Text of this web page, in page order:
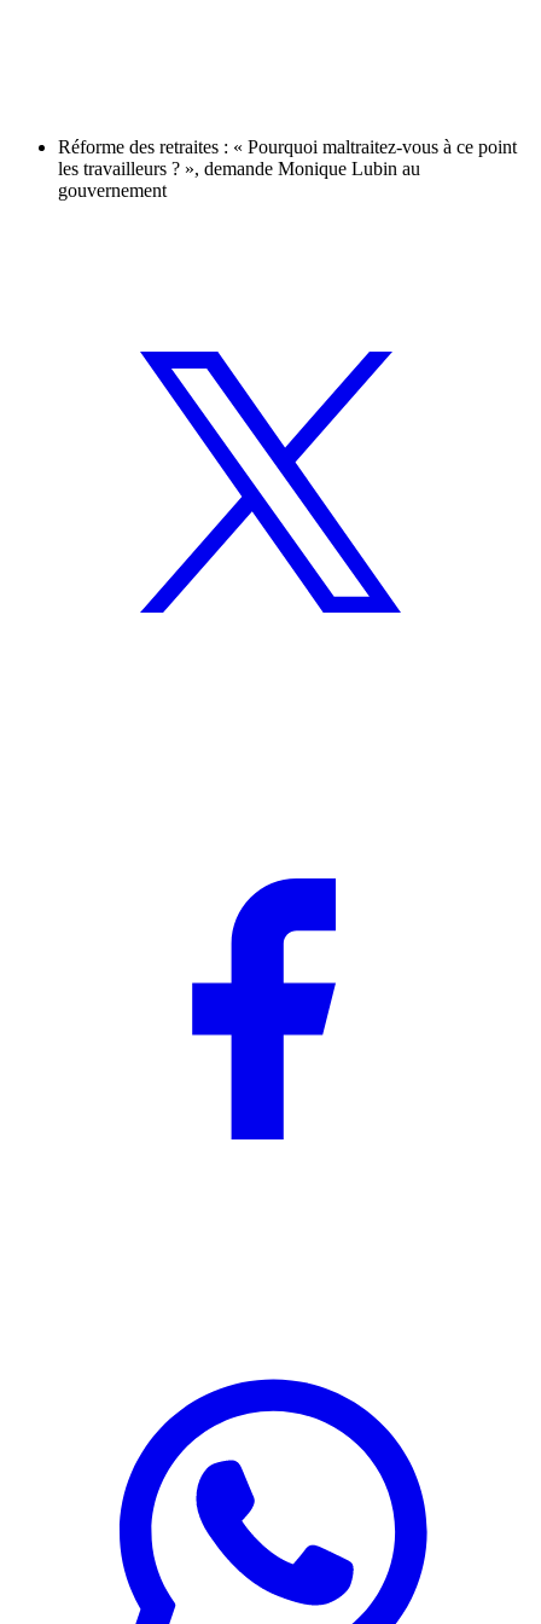
Réforme des retraites : « Pourquoi maltraitez-vous à ce point
les travailleurs ? », demande Monique Lubin au
gouvernement